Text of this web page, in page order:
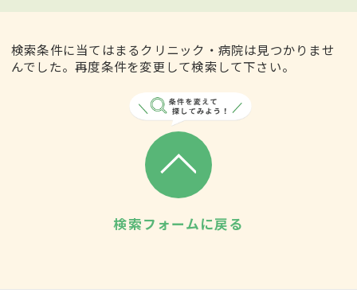
検索条件に当てはまるクリニック・病院は見つかりませ
んでした。再度条件を変更して検索して下さい。
検索フォームに戻る